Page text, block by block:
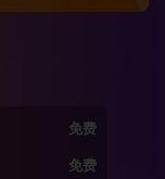
免费
免费